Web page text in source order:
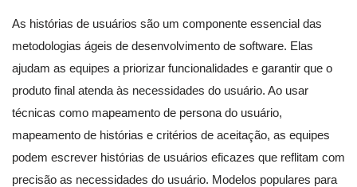
As histórias de usuários são um componente essencial das
metodologias ágeis de desenvolvimento de software. Elas
ajudam as equipes a priorizar funcionalidades e garantir que o
produto final atenda às necessidades do usuário. Ao usar
técnicas como mapeamento de persona do usuário,
mapeamento de histórias e critérios de aceitação, as equipes
podem escrever histórias de usuários eficazes que reflitam com
precisão as necessidades do usuário. Modelos populares para